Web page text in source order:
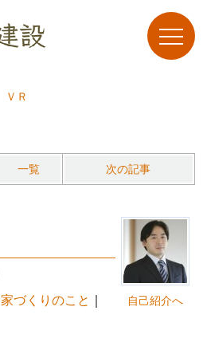
ＶＲ
一覧 次の記事
自己紹介へ
家づくりのこと